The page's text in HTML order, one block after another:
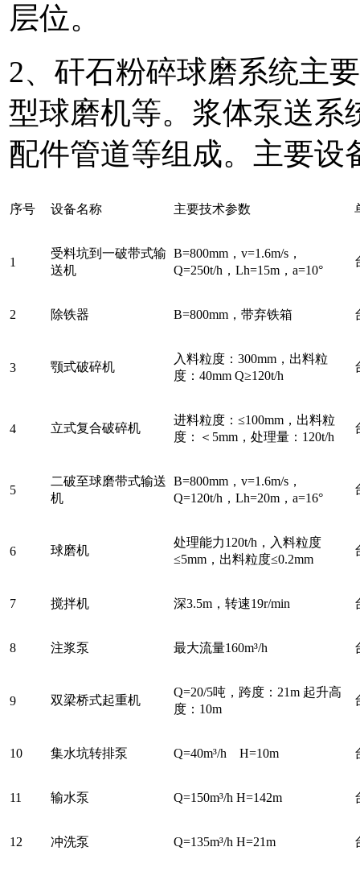
层位。
2、矸石粉碎球磨系统主
型球磨机等。浆体泵送系
配件管道等组成。主要设
序号 设备名称 主要技术参数
1
受料坑到一破带式输
送机
B=800mm ， v=1.6m/s ，
Q=250t/h ， Lh=15m ， a=10°
2 除铁器 B=800mm ，带弃铁箱
3 颚式破碎机
入料粒度： 300mm ，出料粒
度： 40mm Q≥1 20t/h
4 立式复合破碎机
进料粒度：≤100mm，出料粒
度：＜ 5mm ，处理量： 1 20t/h
5
二破至球磨带式输送
机
B=800mm ， v=1.6m/s ，
Q=120t/h ， Lh=20m ， a=16°
6 球磨机
处理能力1 20t/h ，入料粒度
≤5mm，出料粒度≤0.2mm
7 搅拌机 深3.5m ，转速19r/min
8 注浆泵 最大流量160m³/h
9 双梁桥式起重机
Q=20/5吨，跨度： 21m 起升高
度： 10m
10 集水坑转排泵 Q=40m³/h H=10m
11 输水泵 Q=150m³/h H=142m
12 冲洗泵 Q=135m³/h H=21m